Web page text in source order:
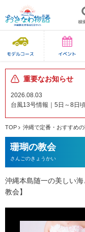
重要なお知らせ
2026.08.03
台風13号情報｜5日～8日
TOP 沖縄で定番・おすすめ
珊瑚の教会
さんごのきょうかい
沖縄本島随一の美しい
教会】